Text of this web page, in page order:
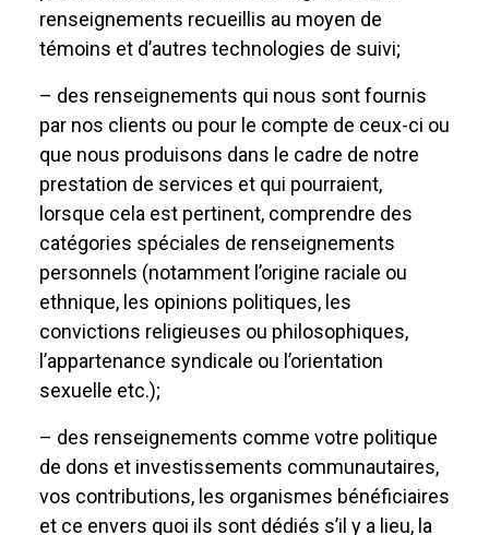
renseignements recueillis au moyen de
témoins et d’autres technologies de suivi;
– des renseignements qui nous sont fournis
par nos clients ou pour le compte de ceux-ci ou
que nous produisons dans le cadre de notre
prestation de services et qui pourraient,
lorsque cela est pertinent, comprendre des
catégories spéciales de renseignements
personnels (notamment l’origine raciale ou
ethnique, les opinions politiques, les
convictions religieuses ou philosophiques,
l’appartenance syndicale ou l’orientation
sexuelle etc.);
– des renseignements comme votre politique
de dons et investissements communautaires,
vos contributions, les organismes bénéficiaires
et ce envers quoi ils sont dédiés s’il y a lieu, la